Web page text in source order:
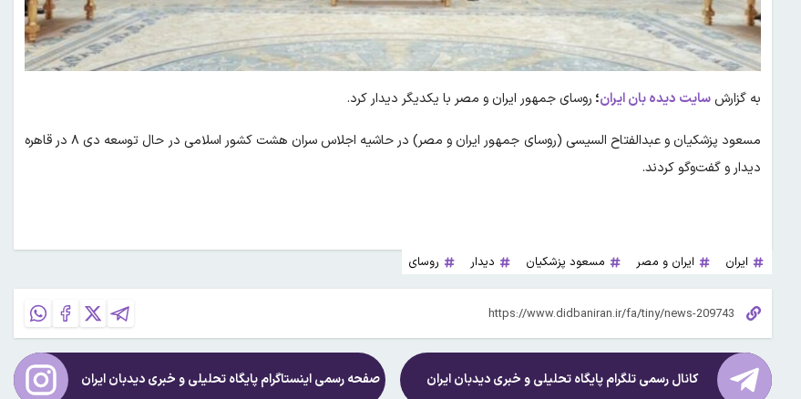
به گزارشسایت دیده بان ایران؛ روسای جمهور ایران و مصر با یکدیگر دیدار کرد.
مسعود پزشکیان و عبدالفتاح السیسی (روسای جمهور ایران و مصر) در حاشیه اجلاس سران هشت کشور اسلامی در حال توسعه دی ۸ در قاهره
دیدار و گفت‌وگو کردند.
ایران ایران و مصر مسعود پزشکیان دیدار روسای
کانال رسمی تلگرام پایگاه تحلیلی و خبریدیدبان ایران صفحه رسمی اینستاگرام پایگاه تحلیلی و خبریدیدبان ایران